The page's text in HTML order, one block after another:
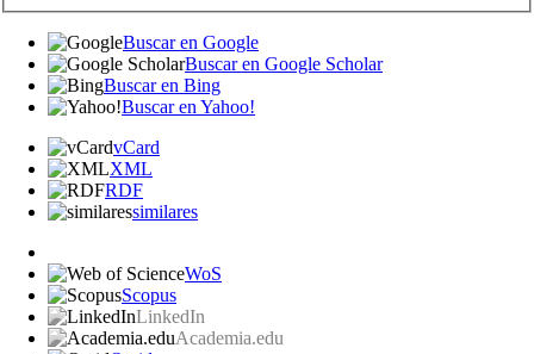
Buscar en Google
Buscar en Google Scholar
Buscar en Bing
Buscar en Yahoo!
vCard
XML
RDF
similares
WoS
Scopus
LinkedIn
Academia.edu